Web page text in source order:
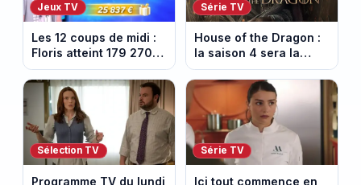
Jeux TV
Les 12 coups de midi :
Floris atteint 179 270
euros de gains sur TF1
Série TV
House of the Dragon :
la saison 4 sera la
dernière, mais il faudra
attendre 2028
Sélection TV
Programme TV du lundi
Série TV
Ici tout commence en